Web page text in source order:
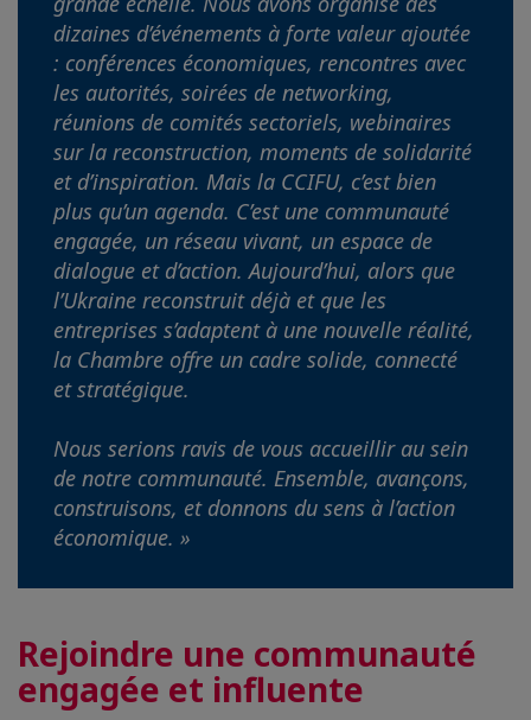
dizaines d’événements à forte valeur ajoutée
: conférences économiques, rencontres avec
les autorités, soirées de networking,
réunions de comités sectoriels, webinaires
sur la reconstruction, moments de solidarité
et d’inspiration. Mais la CCIFU, c’est bien
plus qu’un agenda. C’est une communauté
engagée, un réseau vivant, un espace de
dialogue et d’action. Aujourd’hui, alors que
l’Ukraine reconstruit déjà et que les
entreprises s’adaptent à une nouvelle réalité,
la Chambre offre un cadre solide, connecté
et stratégique.
Nous serions ravis de vous accueillir au sein
de notre communauté. Ensemble, avançons,
construisons, et donnons du sens à l’action
économique. »
Rejoindre une communauté
engagée et influente